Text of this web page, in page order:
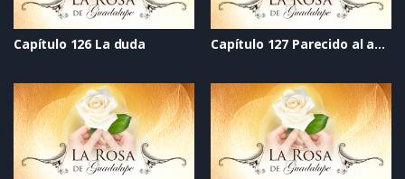
Capítulo 126 La duda Capítulo 127 Parecido al amor